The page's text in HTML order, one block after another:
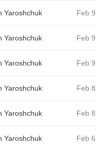
Yaroshchuk Feb
Yaroshchuk Feb
Yaroshchuk Feb
Yaroshchuk Feb
Yaroshchuk Feb
Yaroshchuk Feb